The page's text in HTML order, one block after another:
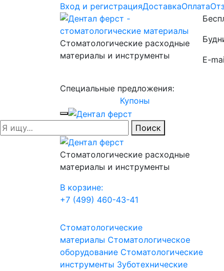
Вход и регистрацияДоставкаОплата
Стоматологические расходные
материалы и инструменты
E-
Специальные предложения:
Купоны
Поиск
Стоматологические расходные
материалы и инструменты
В корзине:
+7 (499) 460-43-41
Стоматологические
материалы Стоматологическое
оборудование Стоматологические
инструменты Зуботехнические